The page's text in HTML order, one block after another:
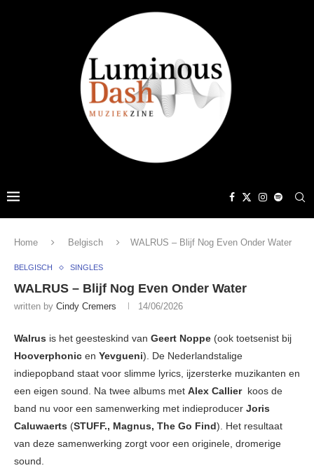
Home Belgisch WALRUS – Blijf Nog Even Onder Water
BELGISCH SINGLES
WALRUS – Blijf Nog Even Onder Water
written by Cindy Cremers 14/06/2026
Walrus is het geesteskind van Geert Noppe (ook toetsenist bij
Hooverphonic en Yevgueni). De Nederlandstalige
indiepopband staat voor slimme lyrics, ijzersterke muzikanten en
een eigen sound. Na twee albums met Alex Callierkoos de
band nu voor een samenwerking met indieproducer Joris
Caluwaerts (STUFF., Magnus, The Go Find). Het resultaat
van deze samenwerking zorgt voor een originele, dromerige
sound.